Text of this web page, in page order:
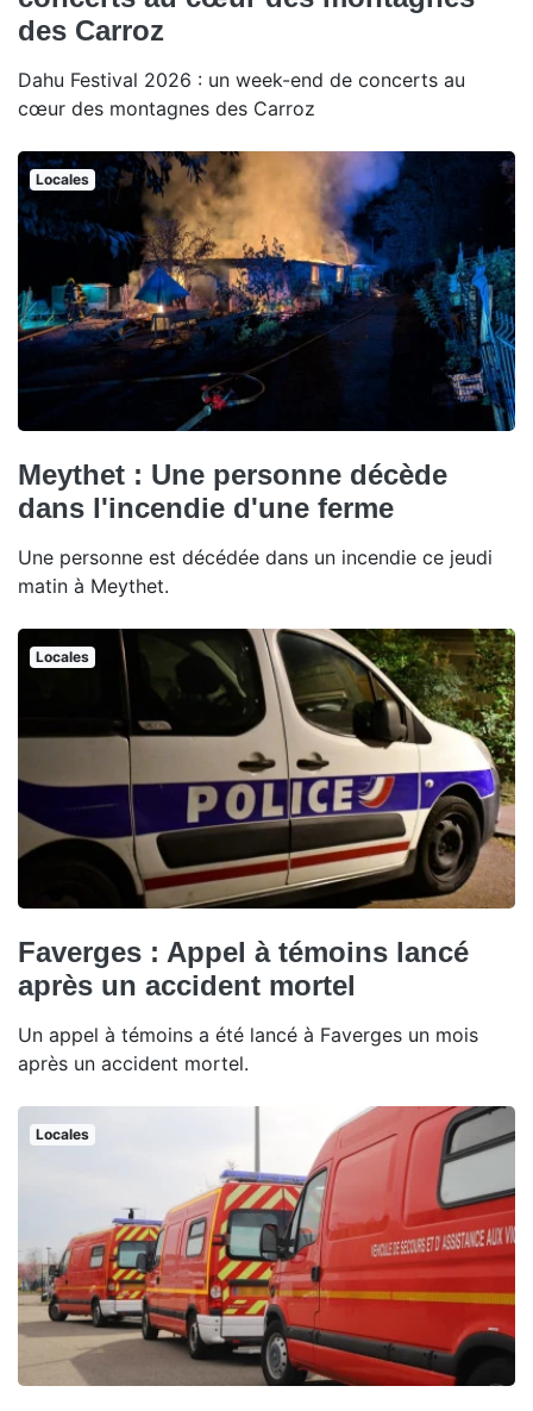
des Carroz
Dahu Festival 2026 : un week-end de concerts au
cœur des montagnes des Carroz
Locales
Meythet : Une personne décède
dans l'incendie d'une ferme
Une personne est décédée dans un incendie ce jeudi
matin à Meythet.
Locales
Faverges : Appel à témoins lancé
après un accident mortel
Un appel à témoins a été lancé à Faverges un mois
après un accident mortel.
Locales